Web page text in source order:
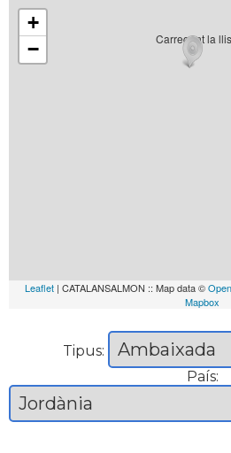
Carregant la
+
−
Leaflet| CATALANSALMON :: Map data ©
Mapbox
Tipus:
País: